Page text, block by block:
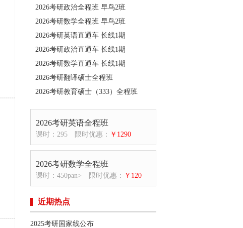
2026考研政治全程班 早鸟2班
2026考研数学全程班 早鸟2班
2026考研英语直通车 长线1期
2026考研政治直通车 长线1期
2026考研数学直通车 长线1期
2026考研翻译硕士全程班
2026考研教育硕士（333）全程班
2026考研英语全程班
课时：295 限时优惠： ￥1290
2026考研数学全程班
课时：450pan> 限时优惠： ￥120
近期热点
2025考研国家线公布